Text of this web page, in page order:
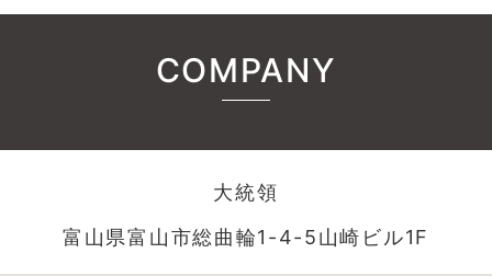
COMPANY
大統領
富山県富山市総曲輪1-4-5山崎ビル1F